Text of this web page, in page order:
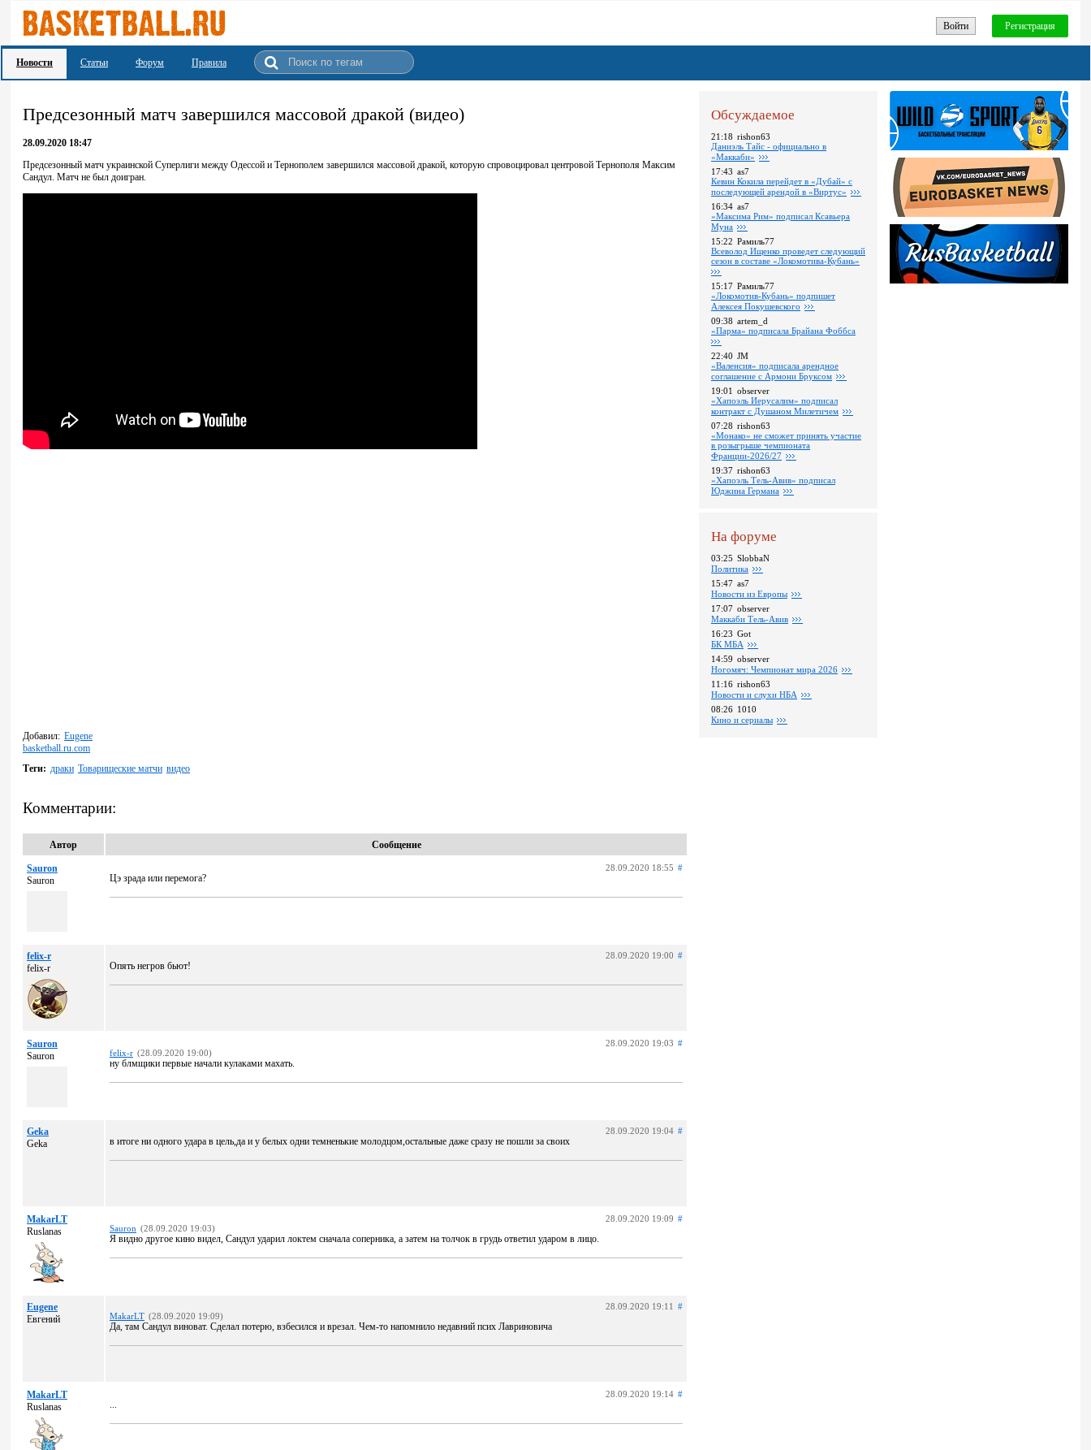
Войти Регистрация
Новости Статьи Форум Правила
Предсезонный матч завершился массовой дракой (видео)
28.09.2020 18:47
Предсезонный матч украинской Суперлиги между Одессой и Тернополем завершился массовой дракой, которую спровоцировал центровой Тернополя Максим
Сандул. Матч не был доигран.
Добавил: Eugene
basketball.ru.com
Теги: драки Товарищеские матчи видео
Комментарии:
Автор Сообщение
Sauron
Sauron
28.09.2020 18:55 #
Цэ зрада или перемога?
felix-r
felix-r
28.09.2020 19:00 #
Опять негров бьют!
Sauron
Sauron
28.09.2020 19:03 #
felix-r (28.09.2020 19:00)
ну блмщики первые начали кулаками махать.
Geka
Geka
28.09.2020 19:04 #
в итоге ни одного удара в цель,да и у белых одни темненькие молодцом,остальные даже сразу не пошли за своих
MakarLT
Ruslanas
28.09.2020 19:09 #
Sauron (28.09.2020 19:03)
Я видно другое кино видел, Сандул ударил локтем сначала соперника, а затем на толчок в грудь ответил ударом в лицо.
Eugene
Евгений
28.09.2020 19:11 #
MakarLT (28.09.2020 19:09)
Да, там Сандул виноват. Сделал потерю, взбесился и врезал. Чем-то напомнило недавний псих Лавриновича
MakarLT
Ruslanas
28.09.2020 19:14 #
...
Обсуждаемое
21:18 rishon63
Даниэль Тайс - официально в
«Маккаби»
17:43 as7
Кевин Кокила перейдет в «Дубай» с
последующей арендой в «Виртус»
16:34 as7
«Максима Рим» подписал Ксавьера
Муна
15:22 Рамиль77
Всеволод Ищенко проведет следующий
сезон в составе «Локомотива-Кубань»
15:17 Рамиль77
«Локомотив-Кубань» подпишет
Алексея Покушевского
09:38 artem_d
«Парма» подписала Брайана Фоббса
22:40 JM
«Валенсия» подписала арендное
соглашение с Армони Бруксом
19:01 observer
«Хапоэль Иерусалим» подписал
контракт с Душаном Милетичем
07:28 rishon63
«Монако» не сможет принять участие
в розыгрыше чемпионата
Франции-2026/27
19:37 rishon63
«Хапоэль Тель-Авив» подписал
Юджина Германа
На форуме
03:25 SlobbaN
Политика
15:47 as7
Новости из Европы
17:07 observer
Маккаби Тель-Авив
16:23 Got
БК МБА
14:59 observer
Ногомяч: Чемпионат мира 2026
11:16 rishon63
Новости и слухи НБА
08:26 1010
Кино и сериалы